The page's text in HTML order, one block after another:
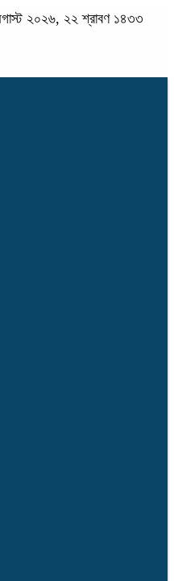
২০২৬, ২২ শ্রাবণ ১৪৩৩